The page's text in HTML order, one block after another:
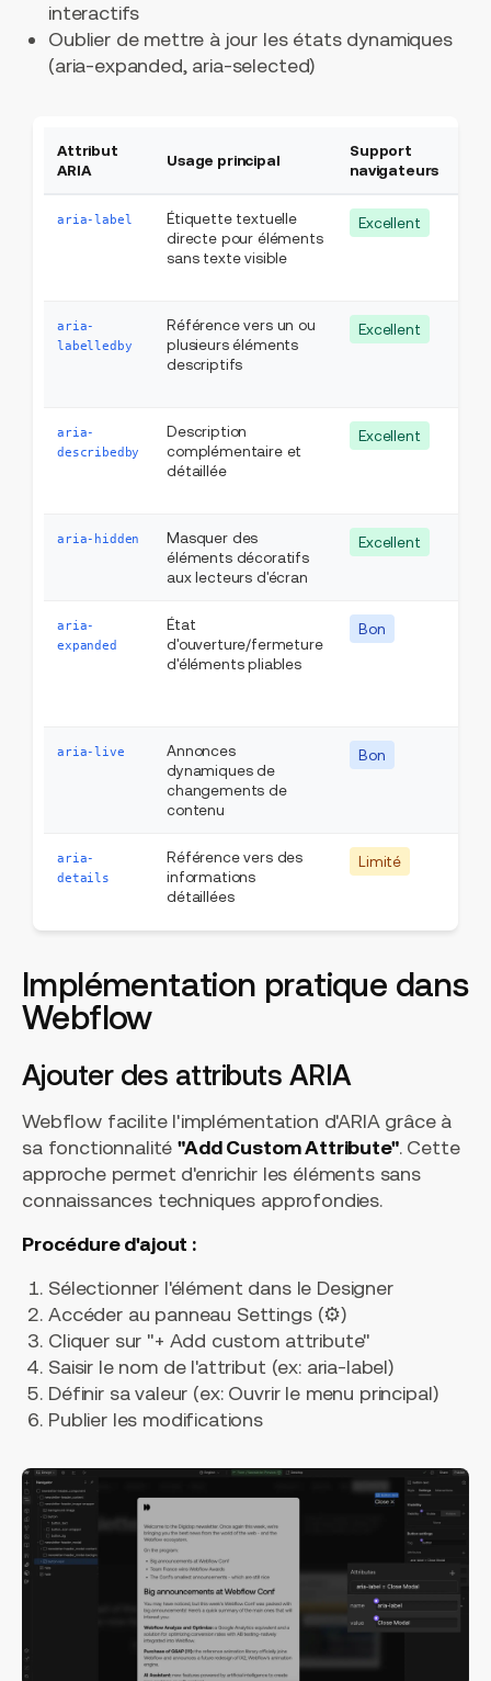
interactifs
Oublier de mettre à jour les états dynamiques
(aria-expanded, aria-selected)
Attribut
ARIA
Usage principal
Support
navigateurs
aria-label
Étiquette textuelle
directe pour éléments
sans texte visible
Excellent
aria-
labelledby
Référence vers un ou
plusieurs éléments
descriptifs
Excellent
aria-
describedby
Description
complémentaire et
détaillée
Excellent
aria-hidden
Masquer des
éléments décoratifs
aux lecteurs d'écran
Excellent
aria-
expanded
État
d'ouverture/fermeture
d'éléments pliables
Bon
aria-live
Annonces
dynamiques de
changements de
contenu
Bon
aria-
details
Référence vers des
informations
détaillées
Limité
Implémentation pratique dans
Webflow
Ajouter des attributs ARIA
Webflow facilite l'implémentation d'ARIA grâce à
sa fonctionnalité"Add Custom Attribute". Cette
approche permet d'enrichir les éléments sans
connaissances techniques approfondies.
Procédure d'ajout :
Sélectionner l'élément dans le Designer
Accéder au panneau Settings (⚙️)
Cliquer sur "+ Add custom attribute"
Saisir le nom de l'attribut (ex: aria-label)
Définir sa valeur (ex: Ouvrir le menu principal)
Publier les modifications